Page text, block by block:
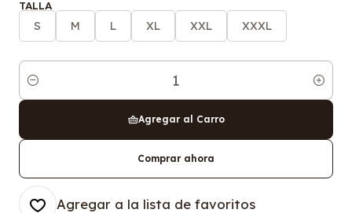
TALLA
S M L XL XXL XXXL
Cantidad
Agregar al Carro
Comprar ahora
Agregar a la lista de favoritos